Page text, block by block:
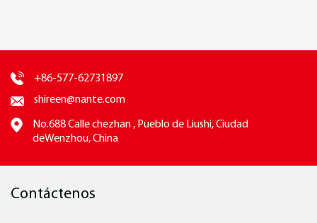
+86-577-62731897
shireen@nante.com
No.688 Calle chezhan , Pueblo de Liushi, Ciudad
deWenzhou, China
Contáctenos